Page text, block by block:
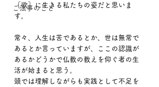
ご法事のこと
［欲］に生きる私たちの姿だと思いま
す。
常々、人生は苦であるとか、世は無常で
あるとか言っていますが、ここの認識が
あるかどうかで仏教の教えを仰ぐ者の生
活が始まると思う。
頭では理解しながらも実践として不足を